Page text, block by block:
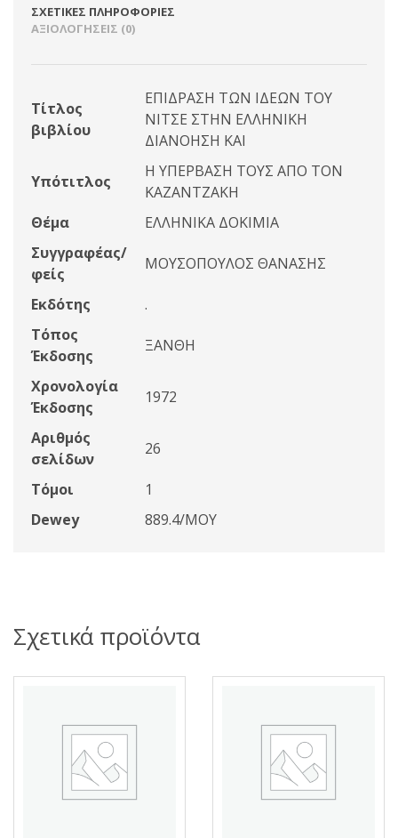
ΣΧΕΤΙΚΈΣ ΠΛΗΡΟΦΟΡΊΕΣ
ΑΞΙΟΛΟΓΉΣΕΙΣ (0)
Τίτλος
βιβλίου
ΕΠΙΔΡΑΣΗ ΤΩΝ ΙΔΕΩΝ ΤΟΥ
ΝΙΤΣΕ ΣΤΗΝ ΕΛΛΗΝΙΚΗ
ΔΙΑΝΟΗΣΗ ΚΑΙ
Υπότιτλος
Η ΥΠΕΡΒΑΣΗ ΤΟΥΣ ΑΠΟ ΤΟΝ
ΚΑΖΑΝΤΖΑΚΗ
Θέμα
ΕΛΛΗΝΙΚΑ ΔΟΚΙΜΙΑ
Συγγραφέας/
φείς
ΜΟΥΣΟΠΟΥΛΟΣ ΘΑΝΑΣΗΣ
Εκδότης
.
Τόπος
Έκδοσης
ΞΑΝΘΗ
Χρονολογία
Έκδοσης
1972
Αριθμός
σελίδων
26
Τόμοι
1
Dewey
889.4/ΜΟΥ
Σχετικά προϊόντα